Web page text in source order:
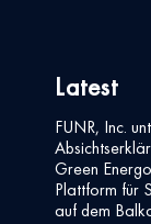
Latest
FUNR, Inc.
Green
Plattform für
auf dem